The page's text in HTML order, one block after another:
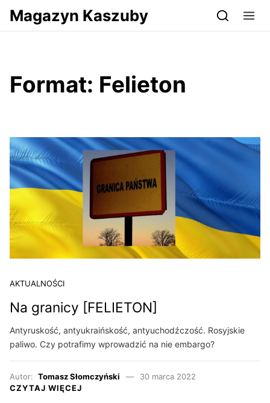
Przejdź do serwisu magazynkaszuby.pl
Magazyn Kaszuby
Format: Felieton
AKTUALNOŚCI
Na granicy [FELIETON]
Antyruskość, antyukraińskość, antyuchodźczość. Rosyjskie
paliwo. Czy potrafimy wprowadzić na nie embargo?
Autor: Tomasz Słomczyński
30 marca 2022
CZYTAJ WIĘCEJ